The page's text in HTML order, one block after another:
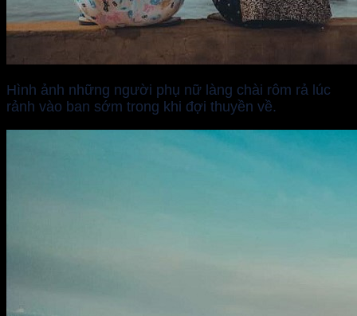
Hình ảnh những người phụ nữ làng chài rôm rả lúc
rảnh vào ban sớm trong khi đợi thuyền về.